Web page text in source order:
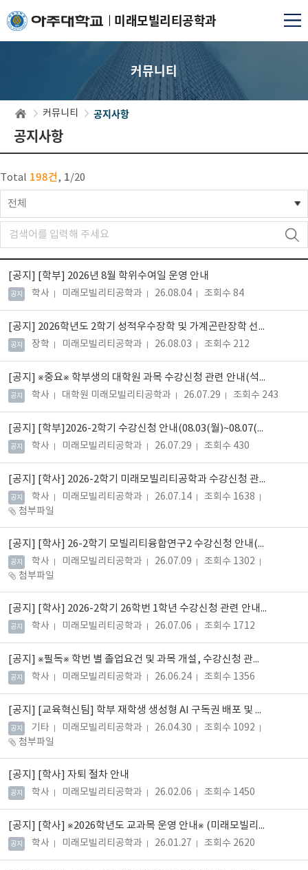
미래모빌리티공학과
커뮤니티
커뮤니티 공지사항
공지사항
Total 198건, 1/20
전체
[공지] [학부] 2026년 8월 학위수여일 운영 안내
공지 학사 미래모빌리티공학과 26.08.04 조회수 84
[공지] 2026학년도 2학기 성적우수장학 및 가계곤란장학 선발 안내
공지 장학 미래모빌리티공학과 26.08.03 조회수 212
[공지] ※중요※ 학부생의 대학원 과목 수강신청 관련 안내(석사학위과정 교과목수강)
공지 학사 대학원 미래모빌리티공학과 26.07.29 조회수 243
[공지] [학부]2026-2학기 수강신청 안내(08.03(월)~08.07(금))
공지 학사 미래모빌리티공학과 26.07.29 조회수 430
[공지] [학사] 2026-2학기 미래모빌리티공학과 수강신청 관련 안내(수시 업데이트 가능)
공지 학사 미래모빌리티공학과 26.07.14
조회수 1638
첨부파일
[공지] [학사] 26-2학기 모빌리티융합연구2 수강신청 안내(~8/7(금) 14:00) *연구주제 및 교수님 업데이트 가능
공지 학사 미래모빌리티공학과 26.07.09
조회수 1302
첨부파일
[공지] [학사] 2026-2학기 26학번 1학년 수강신청 관련 안내(업데이트 가능)
공지 학사 미래모빌리티공학과 26.07.06 조회수 1712
[공지] ※필독※ 학번 별 졸업요건 및 과목 개설, 수강신청 관련 기본 확인 방법 안내
공지 학사 미래모빌리티공학과 26.06.24 조회수 1356
[공지] [교육혁신팀] 학부 재학생 생성형 AI 구독권 배포 및 이용기간 안내(~26.12.31)
공지 기타 미래모빌리티공학과 26.04.30
조회수 1092
첨부파일
[공지] [학사] 자퇴 절차 안내
공지 학사 미래모빌리티공학과 26.02.06 조회수 1450
[공지] [학사] ※2026학년도 교과목 운영 안내※ (미래모빌리티공학과) (업데이트 가능)
공지 학사 미래모빌리티공학과 26.01.27 조회수 2620